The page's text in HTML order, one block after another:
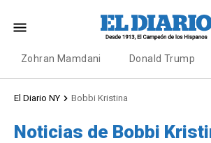
Zohran Mamdani Donald Trump
El Diario NY Bobbi Kristina
Noticias de Bobbi